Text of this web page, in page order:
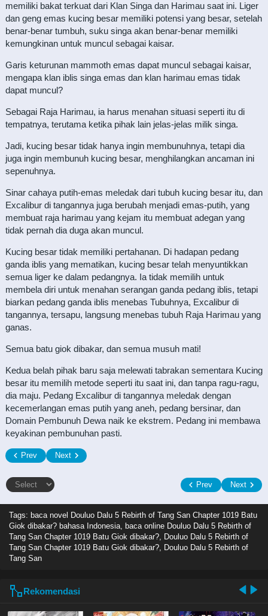
memiliki bakat terkuat dari Klan Singa dan Harimau saat ini. Liger
dan geng emas kucing besar memiliki potensi yang besar, setelah
benar-benar tumbuh, suku singa akan benar-benar memiliki
kemungkinan untuk muncul sebagai kaisar.
Garis keturunan mammoth emas dapat muncul sebagai kaisar,
mengapa klan iblis singa emas dan klan harimau emas tidak
dapat muncul?
Sebagai Raja Harimau, ia harus menahan situasi seperti itu di
tempatnya, terutama ketika pihak lain jelas-jelas milik singa.
Jadi, kucing besar tidak hanya ingin membunuhnya, tetapi dia
juga ingin membunuh kucing besar, menghilangkan ancaman ini
sepenuhnya.
Sinar cahaya putih-emas meledak dari tubuh kucing besar itu, dan
Excalibur di tangannya juga berubah menjadi emas-putih, yang
membuat raja harimau yang kejam itu membuat adegan yang
tidak pernah dia duga akan muncul.
Kucing besar tidak memiliki pertahanan. Di hadapan pedang
ganda iblis yang mematikan, kucing besar telah menyuntikkan
semua liger ke dalam pedangnya. Ia tidak memilih untuk
membela diri untuk menahan serangan ganda pedang iblis, tetapi
biarkan pedang ganda iblis menebas Tubuhnya, Excalibur di
tangannya, tersapu, langsung menebas tubuh Raja Harimau yang
ganas.
Semua batu giok dibakar, dan semua musuh mati!
Kedua belah pihak baru saja melewati tabrakan sementara Kucing
besar itu memilih metode seperti itu saat ini, dan tanpa ragu-ragu,
dia maju. Pedang Excalibur di tangannya meledak dengan
kecemerlangan emas putih yang aneh, pedang bersinar, dan
Domain Pembunuh Dewa naik ke ekstrem. Pedang ini membawa
keyakinan pembunuhan pasti.
Prev Next
Prev Next
Tags: baca novel Douluo Dalu 5 Rebirth of Tang San Chapter 1019 Batu
Giok dibakar? bahasa Indonesia, baca online Douluo Dalu 5 Rebirth of
Tang San Chapter 1019 Batu Giok dibakar?, Douluo Dalu 5 Rebirth of
Tang San Chapter 1019 Batu Giok dibakar?, Douluo Dalu 5 Rebirth of
Tang San
Rekomendasi